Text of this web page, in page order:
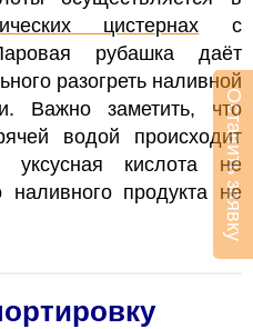
цистернах с
рубашка даёт
разогреть наливной
Важно заметить, что
водой происходит
уксусная кислота не
наливного продукта не
Оставить заявку